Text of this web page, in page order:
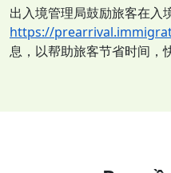
không?
出入境管理局鼓励旅客在入
https://
息，以帮助旅客节省时间，